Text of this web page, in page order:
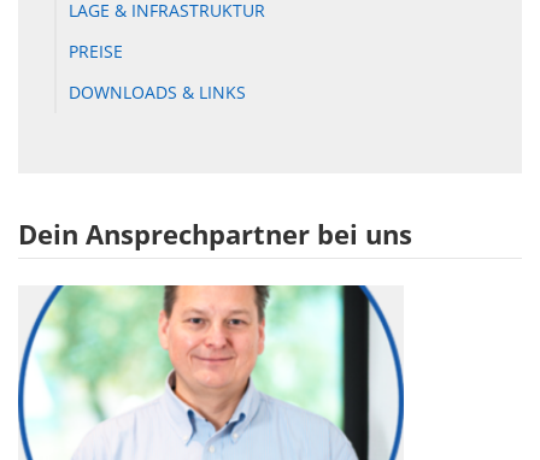
LAGE & INFRASTRUKTUR
PREISE
DOWNLOADS & LINKS
Dein Ansprechpartner bei uns